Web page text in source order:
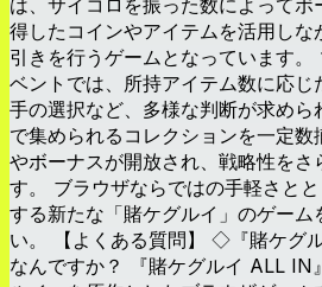
得したコインやアイテムを活用しな
引きを行うゲームとなっています。
ベントでは、所持アイテム数に応じ
手の選択など、多様な判断が求めら
で集められるコレクションを一定数
やボーナスが開放され、戦略性をさ
す。 ブラウザならではの手軽さと
する新たな「賭ケグルイ」のゲーム
い。 【よくある質問】 ◇『賭ケグ
なんですか？ 『賭ケグルイ ALL IN